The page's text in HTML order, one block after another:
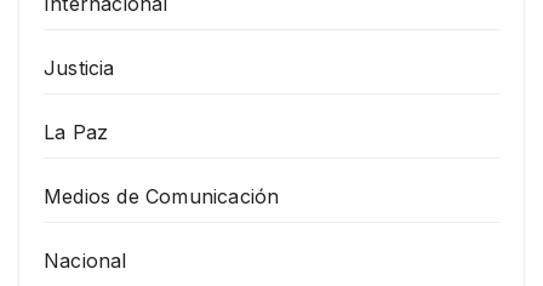
Justicia
La Paz
Medios de Comunicación
Nacional